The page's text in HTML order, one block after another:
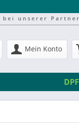
bei unserer
Mein Konto